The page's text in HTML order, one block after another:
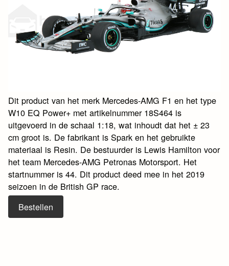
Dit product van het merk Mercedes-AMG F1 en het type
W10 EQ Power+ met artikelnummer 18S464 is
uitgevoerd in de schaal 1:18, wat inhoudt dat het ± 23
cm groot is. De fabrikant is Spark en het gebruikte
materiaal is Resin. De bestuurder is Lewis Hamilton voor
het team Mercedes-AMG Petronas Motorsport. Het
startnummer is 44. Dit product deed mee in het 2019
seizoen in de British GP race.
Bestellen